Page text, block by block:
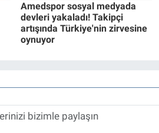
Amedspor sosyal medyada
devleri yakaladı! Takipçi
artışında Türkiye'nin zirvesine
oynuyor